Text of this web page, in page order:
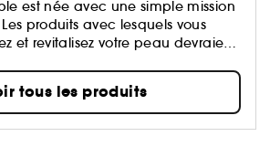
est née avec une simple mission
produits avec lesquels vous
et revitalisez votre peau devraient
et riches que ceux présents dans
combine science
précises et personnalisées.
tous les produits